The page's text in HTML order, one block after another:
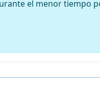
el menor tiempo